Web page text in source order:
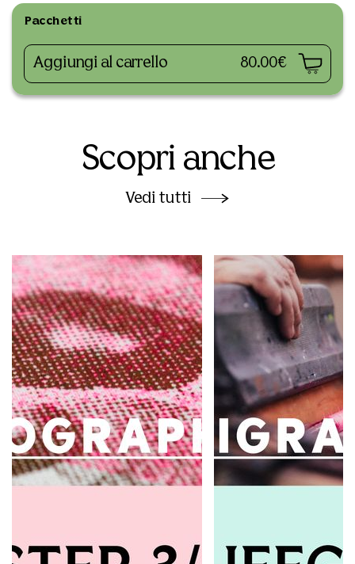
Pacchetti
Aggiungi al carrello 80.00€
Scopri anche
Vedi tutti